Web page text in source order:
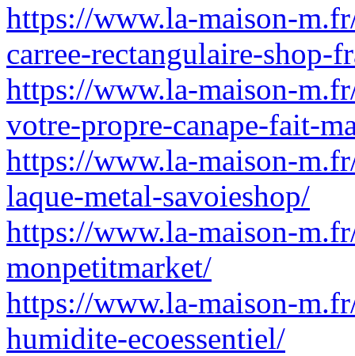
https://www.la-maison-
carree-rectangulaire-shop-
https://www.la-maison-
votre-propre-canape-fait-
https://www.la-maison-
laque-metal-savoieshop/
https://www.la-maison-
monpetitmarket/
https://www.la-maison-
humidite-ecoessentiel/